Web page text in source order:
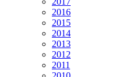
2016
2015
2014
2013
2012
2011